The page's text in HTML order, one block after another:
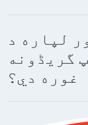
لپاره د
گریڈونه
غوره دي؟